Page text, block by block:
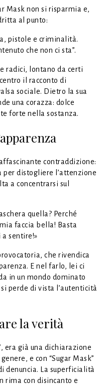
Mask non si risparmia e,
al punto:
pistole e criminalità.
che non ci sta”.
radici, lontano da certi
il racconto di
sociale. Dietro la sua
una corazza: dolce
forte nella sostanza.
contraddizione:
per distogliere l’attenzione
a concentrarsi sul
quella? Perché
faccia bella! Basta
a sentire!»
che rivendica
E nel farlo, lei ci
in un mondo dominato
perde di vista l’autenticità
la verità
era già una dichiarazione
e con “Sugar Mask”
denuncia. La superficialità
rima con disincanto e